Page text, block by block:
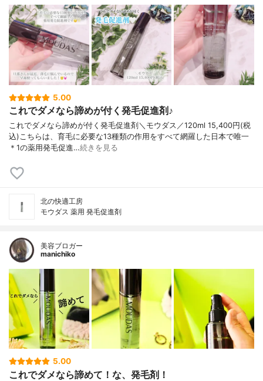
5.00
これでダメなら諦めが付く発毛促進剤♪
これでダメなら諦めが付く発毛促進剤＼モウダス／120ml 15,400円(税
込)こちらは、育毛に必要な13種類の作用をすべて網羅した日本で唯一
＊1の薬用発毛促進…続きを見る
北の快適工房
モウダス 薬用 発毛促進剤
美容ブロガー
manichiko
5.00
これでダメなら諦めて！な、発毛剤！